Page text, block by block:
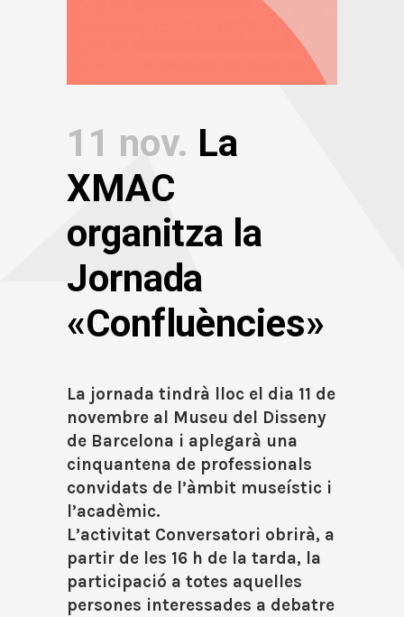
11 nov. La
XMAC
organitza la
Jornada
«Confluències»
La jornada tindrà lloc el dia 11 de
novembre al Museu del Disseny
de Barcelona i aplegarà una
cinquantena de professionals
convidats de l’àmbit museístic i
l’acadèmic.
L’activitat Conversatori obrirà, a
partir de les 16 h de la tarda, la
participació a totes aquelles
persones interessades a debatre